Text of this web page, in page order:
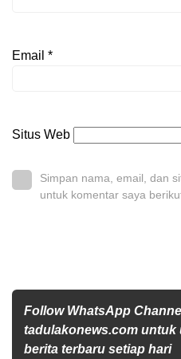
Email *
Situs Web
Simpan nama, email, dan
untuk komentar saya
Follow WhatsApp
tadulakonews.com untuk
berita terbaru setiap hari